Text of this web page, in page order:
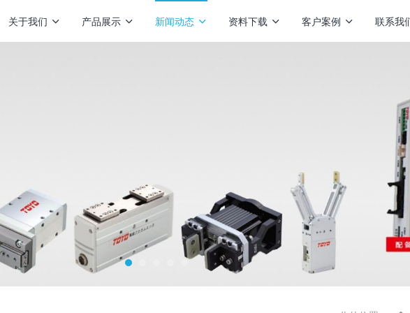
关于我们 产品展示 新闻动态 资料下载 客户案例 联系我